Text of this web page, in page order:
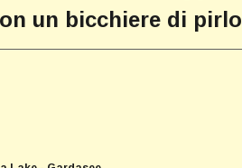
un bicchiere di